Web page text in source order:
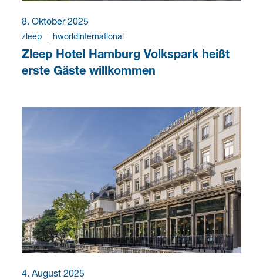
8. Oktober 2025
zleep hworldinternational
Zleep Hotel Hamburg Volkspark heißt
erste Gäste willkommen
4. August 2025